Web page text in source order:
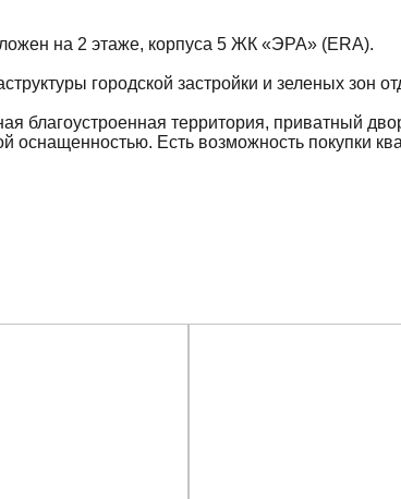
на 2 этаже, корпуса 5 ЖК «ЭРА» (ERA).
городской застройки и зеленых зон
благоустроенная территория, приватный
Есть возможность покупки